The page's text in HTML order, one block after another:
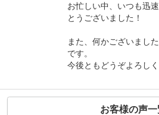
お忙しい中、いつも迅
とうございました！
また、何かございまし
です。
今後ともどうぞよろし
お客様の声一